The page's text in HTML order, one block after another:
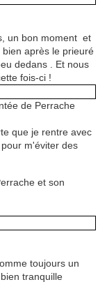
un bon moment et
après le prieuré
dedans . Et nous
fois-ci !
de Perrache
que je rentre avec
m'éviter des
et son
toujours un
tranquille